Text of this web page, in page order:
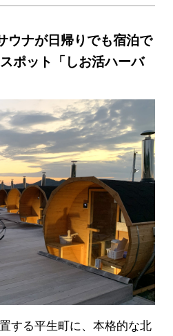
た♪ホテルとその周辺を大
介します！
ウナが日帰りでも宿泊で
ポット「しお活ハーバ
する平生町に、本格的な北